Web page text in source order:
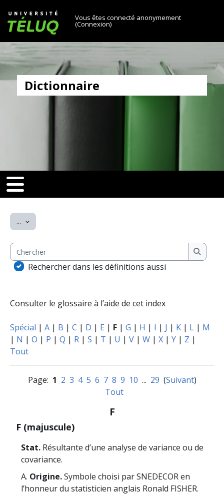
Université TÉLUQ
Vous êtes connecté anonymement
(Connexion)
Dictionnaire
[[nav-toggle]]
toggle]]
... Exporter des articles
Chercher
Rechercher dans les définitions aussi
Consulter le glossaire à l’aide de cet index
Spécial | A | B | C | D | E | F | G | H | I | J | K | L | M
| N | O | P | Q | R | S | T | U | V | W | X | Y | Z |
Tout
Page: 1 2 3 4 5 6 7 8 9 10 ... 29 (Suivant)
Tout
F
F (majuscule)
Stat.Résultante d’une analyse de variance ou de
covariance.
A. Origine.Symbole choisi par SNEDECOR en
l’honneur du statisticien anglais Ronald FISHER.